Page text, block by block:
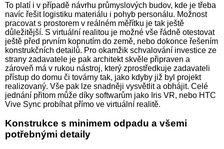
To platí i v případě návrhu průmyslových budov, kde je třeba
navíc řešit logistiku materiálu i pohyb personálu. Možnost
pracovat s prostorem v reálném měřítku je tak ještě
důležitější. S virtuální realitou je možné vše řádně otestovat
ještě před prvním kopnutím do země, nebo dokonce řešením
konstrukčních detailů. Pro okamžik schvalování investice ze
strany zadavatele je pak architekt skvěle připraven a
zároveň má v rukou nástroj, který zprostředkuje zadavateli
přístup do domu či továrny tak, jako kdyby již byl projekt
realizovaný. Vše pak lze snadněji vysvětlit a obhájit. Celé
jednání přitom může díky softwarům jako Iris VR, nebo HTC
Vive Sync probíhat přímo ve virtuální realitě.
Konstrukce s minimem odpadu a všemi
potřebnými detaily